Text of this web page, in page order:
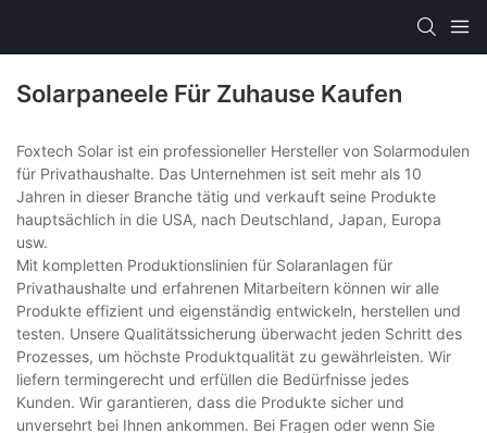
Solarpaneele Für Zuhause Kaufen
Foxtech Solar ist ein professioneller Hersteller von Solarmodulen
für Privathaushalte. Das Unternehmen ist seit mehr als 10
Jahren in dieser Branche tätig und verkauft seine Produkte
hauptsächlich in die USA, nach Deutschland, Japan, Europa
usw.
Mit kompletten Produktionslinien für Solaranlagen für
Privathaushalte und erfahrenen Mitarbeitern können wir alle
Produkte effizient und eigenständig entwickeln, herstellen und
testen. Unsere Qualitätssicherung überwacht jeden Schritt des
Prozesses, um höchste Produktqualität zu gewährleisten. Wir
liefern termingerecht und erfüllen die Bedürfnisse jedes
Kunden. Wir garantieren, dass die Produkte sicher und
unversehrt bei Ihnen ankommen. Bei Fragen oder wenn Sie